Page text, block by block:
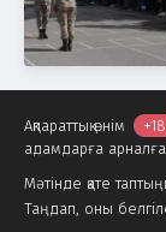
Ақпараттық өнім +18
адамдарға
Мәтінде қате
Таңдап, оны